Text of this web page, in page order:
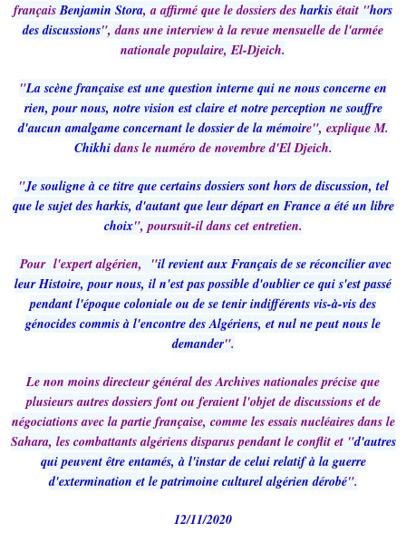
françaisBenjamin Stora, a affirmé que le dossiers des harkis était "hors
des discussions", dans une interview à la revue mensuelle de l'armée
nationale populaire, El-Djeich.
"La scène française est une question interne qui ne nous concerne en
rien, pour nous, notre vision est claire et notre perception ne souffre
d'aucun amalgame concernant le dossier de la mémoire", explique M.
Chikhidans le numéro de novembre d'El Djeich.
"Je souligne à ce titre que certains dossiers sont hors de discussion, tel
que le sujet des harkis, d'autant que leur départ en France a été un libre
choix", poursuit-il dans cet entretien.
Pour l'expert algérien, "il revient aux Français de se réconcilier avec
leur Histoire, pour nous, il n'est pas possible d'oublier ce qui s'est passé
pendant l'époque coloniale ou de se tenir indifférents vis-à-vis des
génocides commis à l'encontre des Algériens, et nul ne peut nous le
demander".
Le non moins directeur général des Archives nationales précise que
plusieurs autres dossiers font ou feraient l'objet de discussions et de
négociations avec la partie française, comme les essais nucléaires dans le
Sahara, les combattants algériens disparus pendant le conflit et "d'autres
qui peuvent être entamés, à l'instar de celui relatif à la guerre
d'extermination et le patrimoine culturel algérien dérobé".
12/11/2020